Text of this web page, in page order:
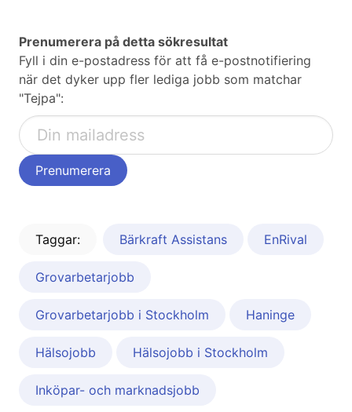
Prenumerera på detta sökresultat
Fyll i din e-postadress för att få e-postnotifiering
när det dyker upp fler lediga jobb som matchar
"Tejpa":
Taggar: Bärkraft Assistans EnRival
Grovarbetarjobb
Grovarbetarjobb i Stockholm Haninge
Hälsojobb Hälsojobb i Stockholm
Inköpar- och marknadsjobb